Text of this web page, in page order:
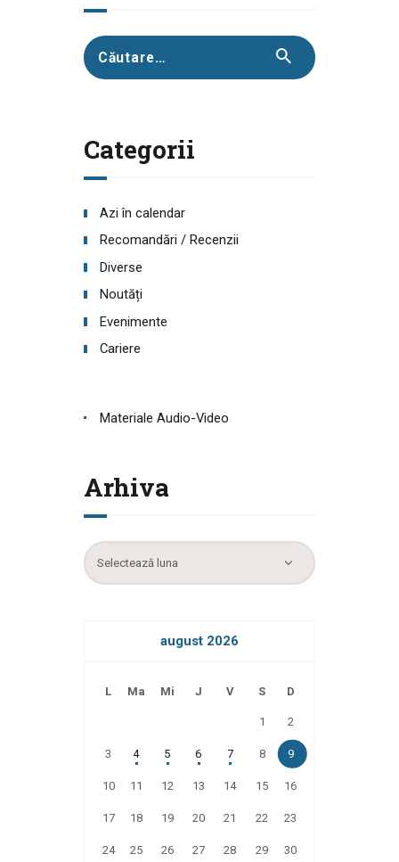
Caută
după:
Categorii
Azi în calendar
Recomandări / Recenzii
Diverse
Noutăți
Evenimente
Cariere
Materiale Audio-Video
Arhiva
Arhiva
august 2026
L Ma Mi J V S D
1 2
3 4 5 6 7 8 9
10 11 12 13 14 15 16
17 18 19 20 21 22 23
24 25 26 27 28 29 30